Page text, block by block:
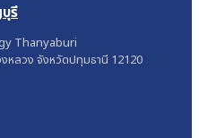
รี
Thanyaburi
หลวง จังหวัดปทุมธานี 12120